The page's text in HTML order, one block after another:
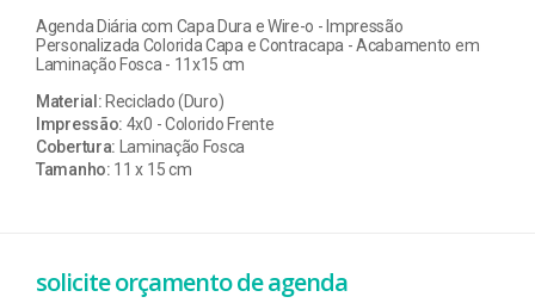
Agenda Diária com Capa Dura e Wire-o - Impressão
Personalizada Colorida Capa e Contracapa - Acabamento em
Laminação Fosca - 11x15 cm
Material: Reciclado (Duro)
Impressão: 4x0 - Colorido Frente
Cobertura: Laminação Fosca
Tamanho: 11 x 15 cm
solicite orçamento de agenda